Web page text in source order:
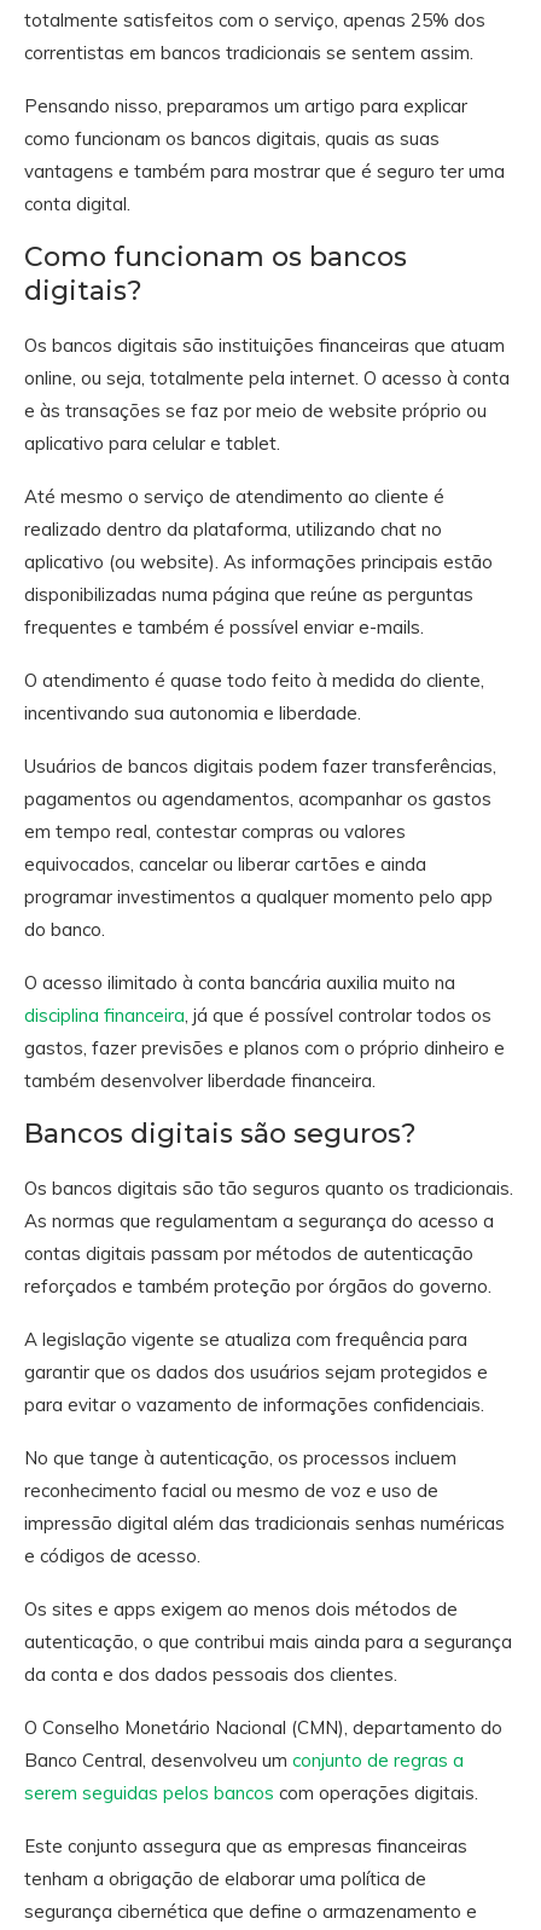
totalmente satisfeitos com o serviço, apenas 25% dos
correntistas em bancos tradicionais se sentem assim.
Pensando nisso, preparamos um artigo para explicar
como funcionam os bancos digitais, quais as suas
vantagens e também para mostrar que é seguro ter uma
conta digital.
Como funcionam os bancos
digitais?
Os bancos digitais são instituições financeiras que atuam
online, ou seja, totalmente pela internet. O acesso à conta
e às transações se faz por meio de website próprio ou
aplicativo para celular e tablet.
Até mesmo o serviço de atendimento ao cliente é
realizado dentro da plataforma, utilizando chat no
aplicativo (ou website). As informações principais estão
disponibilizadas numa página que reúne as perguntas
frequentes e também é possível enviar e-mails.
O atendimento é quase todo feito à medida do cliente,
incentivando sua autonomia e liberdade.
Usuários de bancos digitais podem fazer transferências,
pagamentos ou agendamentos, acompanhar os gastos
em tempo real, contestar compras ou valores
equivocados, cancelar ou liberar cartões e ainda
programar investimentos a qualquer momento pelo app
do banco.
O acesso ilimitado à conta bancária auxilia muito na
disciplina financeira, já que é possível controlar todos os
gastos, fazer previsões e planos com o próprio dinheiro e
também desenvolver liberdade financeira.
Bancos digitais são seguros?
Os bancos digitais são tão seguros quanto os tradicionais.
As normas que regulamentam a segurança do acesso a
contas digitais passam por métodos de autenticação
reforçados e também proteção por órgãos do governo.
A legislação vigente se atualiza com frequência para
garantir que os dados dos usuários sejam protegidos e
para evitar o vazamento de informações confidenciais.
No que tange à autenticação, os processos incluem
reconhecimento facial ou mesmo de voz e uso de
impressão digital além das tradicionais senhas numéricas
e códigos de acesso.
Os sites e apps exigem ao menos dois métodos de
autenticação, o que contribui mais ainda para a segurança
da conta e dos dados pessoais dos clientes.
O Conselho Monetário Nacional (CMN), departamento do
Banco Central, desenvolveu um conjunto de regras a
serem seguidas pelos bancos com operações digitais.
Este conjunto assegura que as empresas financeiras
tenham a obrigação de elaborar uma política de
segurança cibernética que define o armazenamento e